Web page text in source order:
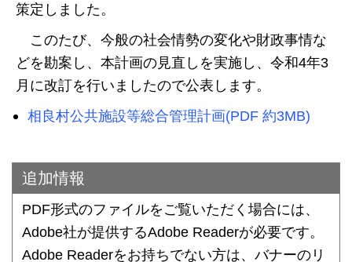
策定しました。
このたび、今般の社会情勢の変化や財政事情な
どを勘案し、本計画の見直しを実施し、令和4年3
月に改訂を行いましたので公表します。
相良村公共施設等総合管理計画(PDF 約3MB)
追加情報
PDF形式のファイルをご覧いただく場合には、
Adobe社が提供するAdobe Readerが必要です。
Adobe Readerをお持ちでない方は、バナーのリ